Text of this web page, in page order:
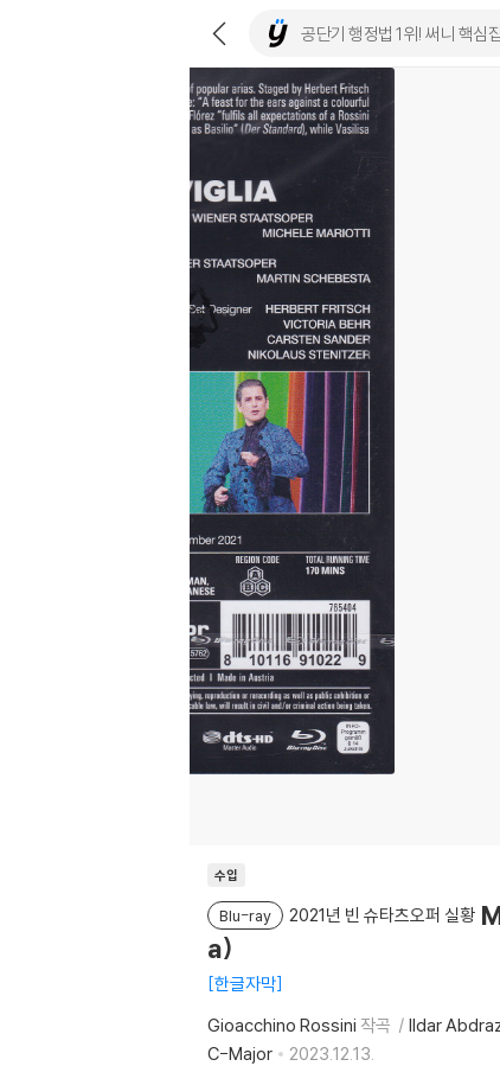
수입
Blu-ray 2021년 빈 슈타츠오퍼 실황
a)
한글자막
Gioacchino Rossini 작곡 Ildar
C-Major
2023.12.13.